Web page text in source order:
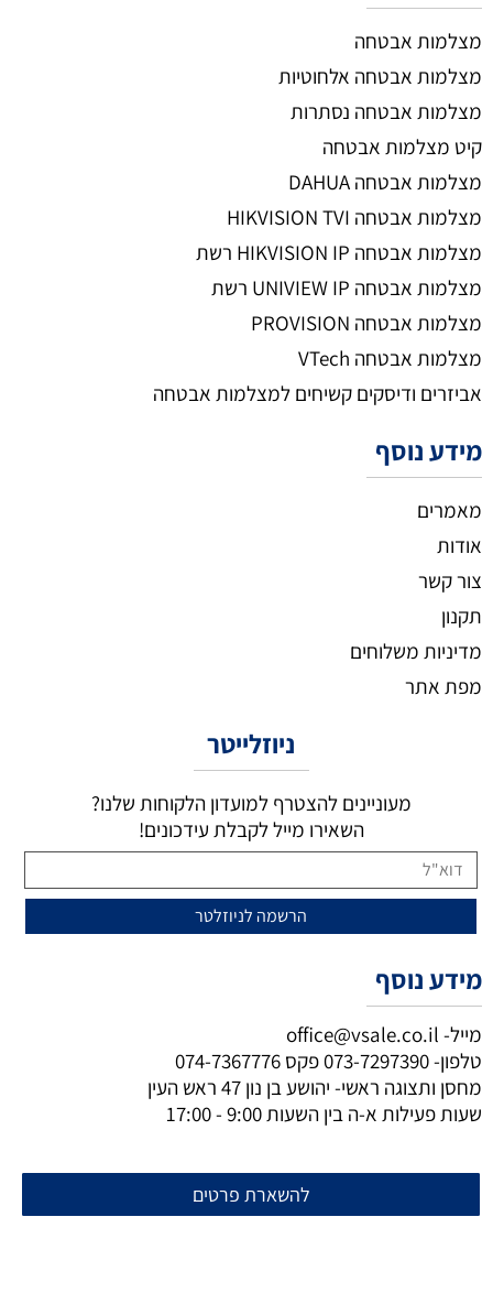
מצלמות אבטחה
מצלמות אבטחה אלחוטיות
מצלמות אבטחה נסתרות
קיט מצלמות אבטחה
מצלמות אבטחה DAHUA
מצלמות אבטחה HIKVISION TVI
מצלמות אבטחה HIKVISION IP רשת
מצלמות אבטחה UNIVIEW IP רשת
מצלמות אבטחה PROVISION
מצלמות אבטחה VTech
אביזרים ודיסקים קשיחים למצלמות אבטחה
מידע נוסף
מאמרים
אודות
צור קשר
תקנון
מדיניות משלוחים
מפת אתר
ניוזלייטר
מעוניינים להצטרף למועדון הלקוחות שלנו?
השאירו מייל לקבלת עידכונים!
מידע נוסף
מייל- office@vsale.co.il
טלפון-073-7297390פקס 074-7367776
מחסן ותצוגה ראשי- יהושע בן נון 47 ראש העין
שעות פעילות א-ה בין השעות 9:00 - 17:00
להשארת פרטים